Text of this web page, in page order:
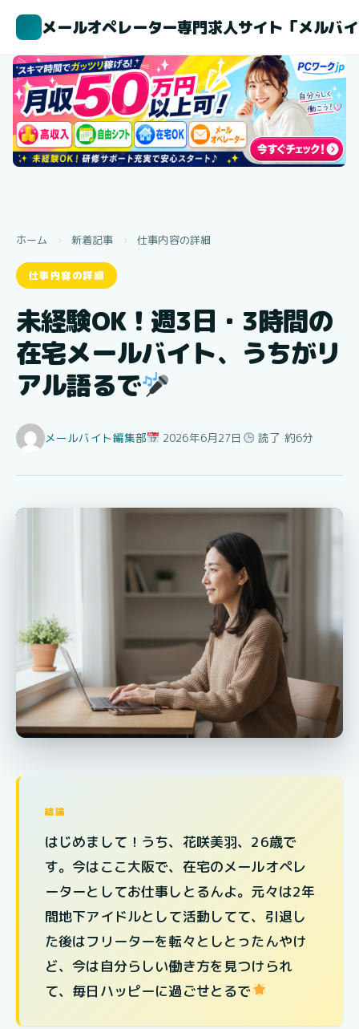
メールオペレーター専門求人サイト「メルバ
ホーム › 新着記事 › 仕事内容の詳細
仕事内容の詳細
未経験OK！週3日・3時間の
在宅メールバイト、うちがリ
アル語るで
メールバイト編集部 2026年6月27日 読了 約6分
結論
はじめまして！うち、花咲美羽、26歳で
す。今はここ大阪で、在宅のメールオペレ
ーターとしてお仕事しとるんよ。元々は2年
間地下アイドルとして活動してて、引退し
た後はフリーターを転々としとったんやけ
ど、今は自分らしい働き方を見つけられ
て、毎日ハッピーに過ごせとるで